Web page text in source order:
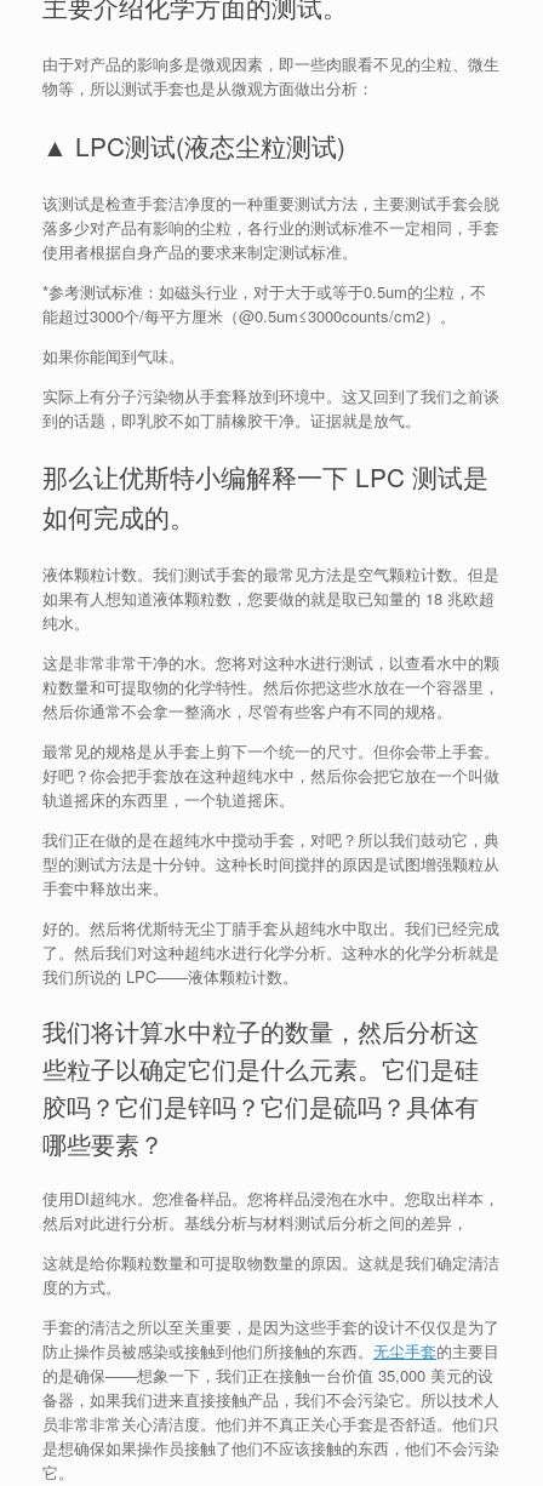
由于对产品的影响多是微观因素，即一些肉眼看不见的尘粒、微生
物等，所以测试手套也是从微观方面做出分析：
▲ LPC测试(液态尘粒测试)
该测试是检查手套洁净度的一种重要测试方法，主要测试手套会脱
落多少对产品有影响的尘粒，各行业的测试标准不一定相同，手套
使用者根据自身产品的要求来制定测试标准。
*参考测试标准：如磁头行业，对于大于或等于0.5um的尘粒，不
能超过3000个/每平方厘米（@0.5um≤3000counts/cm2）。
如果你能闻到气味。
实际上有分子污染物从手套释放到环境中。这又回到了我们之前谈
到的话题，即乳胶不如丁腈橡胶干净。证据就是放气。
那么让优斯特小编解释一下 LPC 测试是
如何完成的。
液体颗粒计数。我们测试手套的最常见方法是空气颗粒计数。但是
如果有人想知道液体颗粒数，您要做的就是取已知量的 18 兆欧超
纯水。
这是非常非常干净的水。您将对这种水进行测试，以查看水中的颗
粒数量和可提取物的化学特性。然后你把这些水放在一个容器里，
然后你通常不会拿一整滴水，尽管有些客户有不同的规格。
最常见的规格是从手套上剪下一个统一的尺寸。但你会带上手套。
好吧？你会把手套放在这种超纯水中，然后你会把它放在一个叫做
轨道摇床的东西里，一个轨道摇床。
我们正在做的是在超纯水中搅动手套，对吧？所以我们鼓动它，典
型的测试方法是十分钟。这种长时间搅拌的原因是试图增强颗粒从
手套中释放出来。
好的。然后将优斯特无尘丁腈手套从超纯水中取出。我们已经完成
了。然后我们对这种超纯水进行化学分析。这种水的化学分析就是
我们所说的 LPC——液体颗粒计数。
我们将计算水中粒子的数量，然后分析这
些粒子以确定它们是什么元素。它们是硅
胶吗？它们是锌吗？它们是硫吗？具体有
哪些要素？
使用DI超纯水。您准备样品。您将样品浸泡在水中。您取出样本，
然后对此进行分析。基线分析与材料测试后分析之间的差异，
这就是给你颗粒数量和可提取物数量的原因。这就是我们确定清洁
度的方式。
手套的清洁之所以至关重要，是因为这些手套的设计不仅仅是为了
防止操作员被感染或接触到他们所接触的东西。 无尘手套的主要目
的是确保——想象一下，我们正在接触一台价值 35,000 美元的设
备器，如果我们进来直接接触产品，我们不会污染它。所以技术人
员非常非常关心清洁度。他们并不真正关心手套是否舒适。他们只
是想确保如果操作员接触了他们不应该接触的东西，他们不会污染
它。